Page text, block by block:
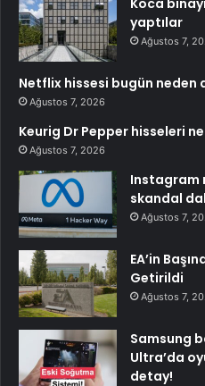
yaptılar
Ağustos 7,
Netflix hissesi bugün neden
Ağustos 7, 2026
Keurig Dr Pepper hisseleri
Ağustos 7, 2026
Instagram
skandal
Ağustos 7,
EA’in
Getirildi
Ağustos 7,
Samsung
Ultra’da
detay!